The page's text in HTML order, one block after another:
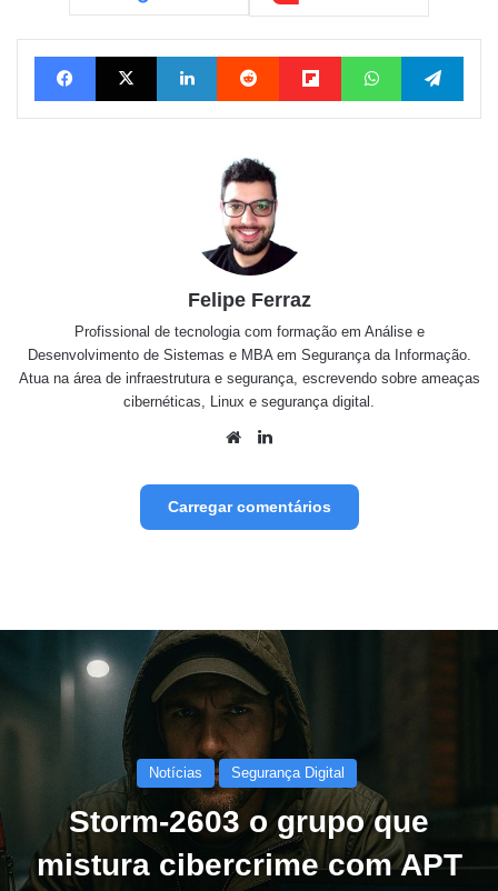
FacebookX Linkedin Reddit FlipboardWhatsApp
Felipe Ferraz
Profissional de tecnologia com formação em Análise e
Desenvolvimento de Sistemas e MBA em Segurança da Informação.
Atua na área de infraestrutura e segurança, escrevendo sobre ameaças
cibernéticas, Linux e segurança digital.
Website
Carregar comentários